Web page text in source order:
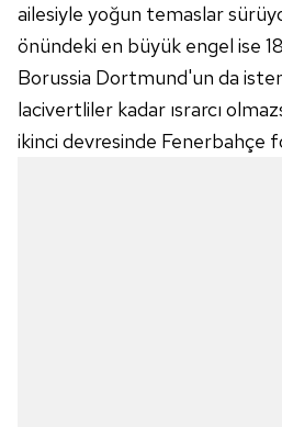
Metnimiziziyaret edebilirsiniz.
6698 sayılı Kişisel Verilerin
ilgili mevzuata uygun olarak
almak için lütfentıklayınız.
ailesiyle yoğun temaslar
önündeki en büyük engel ise
Borussia Dortmund'un da
lacivertliler kadar ısrarcı
ikinci devresinde Fenerbahçe